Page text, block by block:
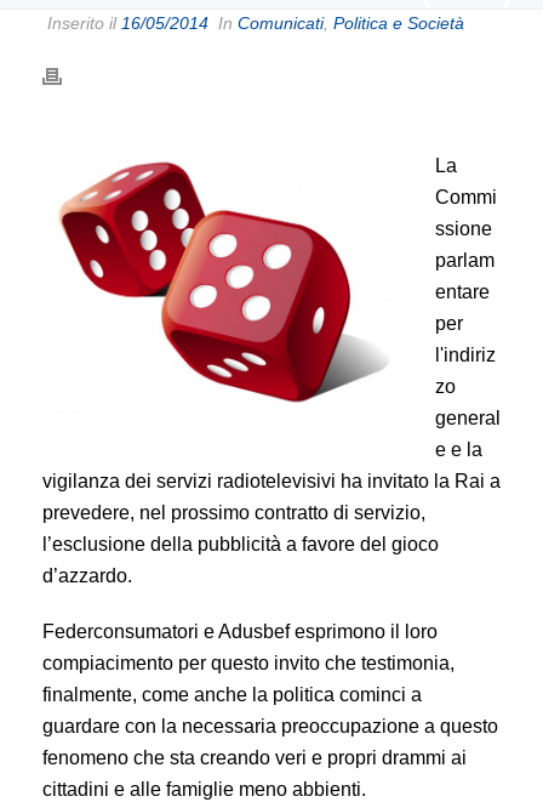
Inserito il 16/05/2014 In Comunicati, Politica e Società
La
Commi
ssione
parlam
entare
per
l'indiriz
zo
general
e e la
vigilanza dei servizi radiotelevisivi ha invitato la Rai a
prevedere, nel prossimo contratto di servizio,
l’esclusione della pubblicità a favore del gioco
d’azzardo.
Federconsumatori e Adusbef esprimono il loro
compiacimento per questo invito che testimonia,
finalmente, come anche la politica cominci a
guardare con la necessaria preoccupazione a questo
fenomeno che sta creando veri e propri drammi ai
cittadini e alle famiglie meno abbienti.